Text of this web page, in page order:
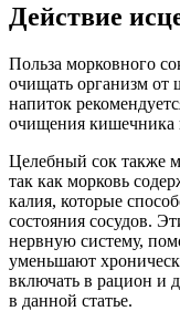
Действие
Польза морковного
очищать организм от
напиток
очищения кишечника
Целебный сок также
так как морковь
калия, которые
состояния сосудов.
нервную систему,
уменьшают
включать в рацион и
в данной статье.